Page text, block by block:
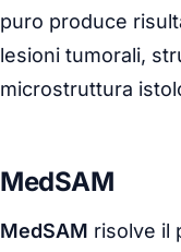
puro produce
lesioni tumorali,
microstruttura
MedSAM
MedSAM risolve il